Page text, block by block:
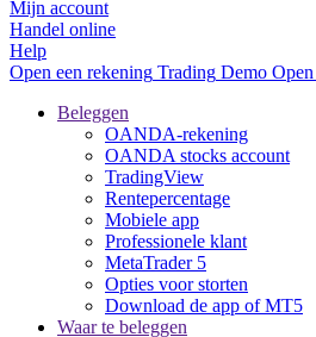
Mijn account
Handel online
Help
Open een rekening Trading Demo
Beleggen
OANDA-rekening
OANDA stocks account
TradingView
Rentepercentage
Mobiele app
Professionele klant
MetaTrader 5
Opties voor storten
Download de app of MT5
Waar te beleggen